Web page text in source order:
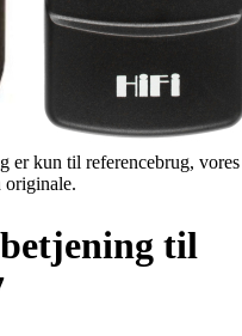
er kun til referencebrug, vores
originale.
til